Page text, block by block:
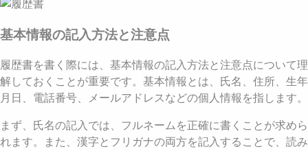
基本情報の記入方法と注意点
履歴書を書く際には、基本情報の記入方法と注意点について理
解しておくことが重要です。基本情報とは、氏名、住所、生年
月日、電話番号、メールアドレスなどの個人情報を指します。
まず、氏名の記入では、フルネームを正確に書くことが求めら
れます。また、漢字とフリガナの両方を記入することで、読み